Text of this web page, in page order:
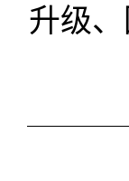
升级、